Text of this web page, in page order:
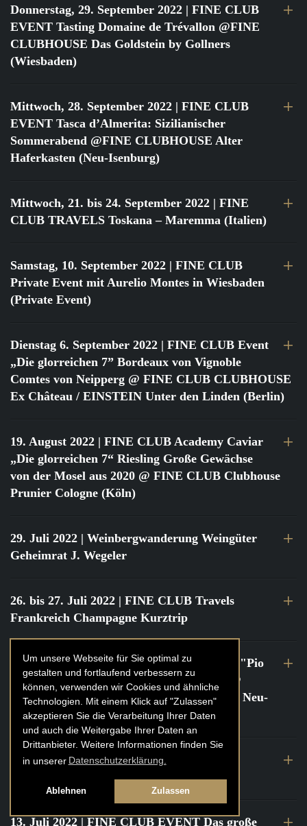
Um unsere Webseite für Sie optimal zu
gestalten und fortlaufend verbessern zu
können, verwenden wir Cookies und ähnliche
Technologien. Mit einem Klick auf "Zulassen"
akzeptieren Sie die Verarbeitung Ihrer Daten
und auch die Weitergabe Ihrer Daten an
Drittanbieter. Weitere Informationen finden Sie
in unserer Datenschutzerklärung.
Ablehnen Zulassen
Donnerstag, 29. September 2022 | FINE CLUB
EVENT Tasting Domaine de Trévallon @FINE
CLUBHOUSE Das Goldstein by Gollners
(Wiesbaden)
Mittwoch, 28. September 2022 | FINE CLUB
EVENT Tasca d’Almerita: Sizilianischer
Sommerabend @FINE CLUBHOUSE Alter
Haferkasten (Neu-Isenburg)
Mittwoch, 21. bis 24. September 2022 | FINE
CLUB TRAVELS Toskana – Maremma (Italien)
Samstag, 10. September 2022 | FINE CLUB
Private Event mit Aurelio Montes in Wiesbaden
(Private Event)
Dienstag 6. September 2022 | FINE CLUB Event
„Die glorreichen 7” Bordeaux von Vignoble
Comtes von Neipperg @ FINE CLUB CLUBHOUSE
Ex Château / EINSTEIN Unter den Linden (Berlin)
19. August 2022 | FINE CLUB Academy Caviar
„Die glorreichen 7“ Riesling Große Gewächse
von der Mosel aus 2020 @ FINE CLUB Clubhouse
Prunier Cologne (Köln)
29. Juli 2022 | Weinbergwanderung Weingüter
Geheimrat J. Wegeler
26. bis 27. Juli 2022 | FINE CLUB Travels
Frankreich Champagne Kurztrip
22. Juli 2022| FINE CLUB Private Dinner "Pio
Cesare" mit Tochter Frederica Pio Boffa @
FINE CLUB Clubhouse Alter Haferkasten, Neu-
Isenburg
21. bis 22. Juli 2022| FINE CLUB Travels
Frankreich Burgund Kurztrip
13. Juli 2022 | FINE CLUB EVENT Das große